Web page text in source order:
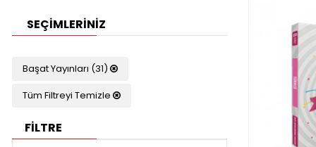
SEÇIMLERINIZ
Başat Yayınları (31)
Tüm Filtreyi Temizle
FİLTRE